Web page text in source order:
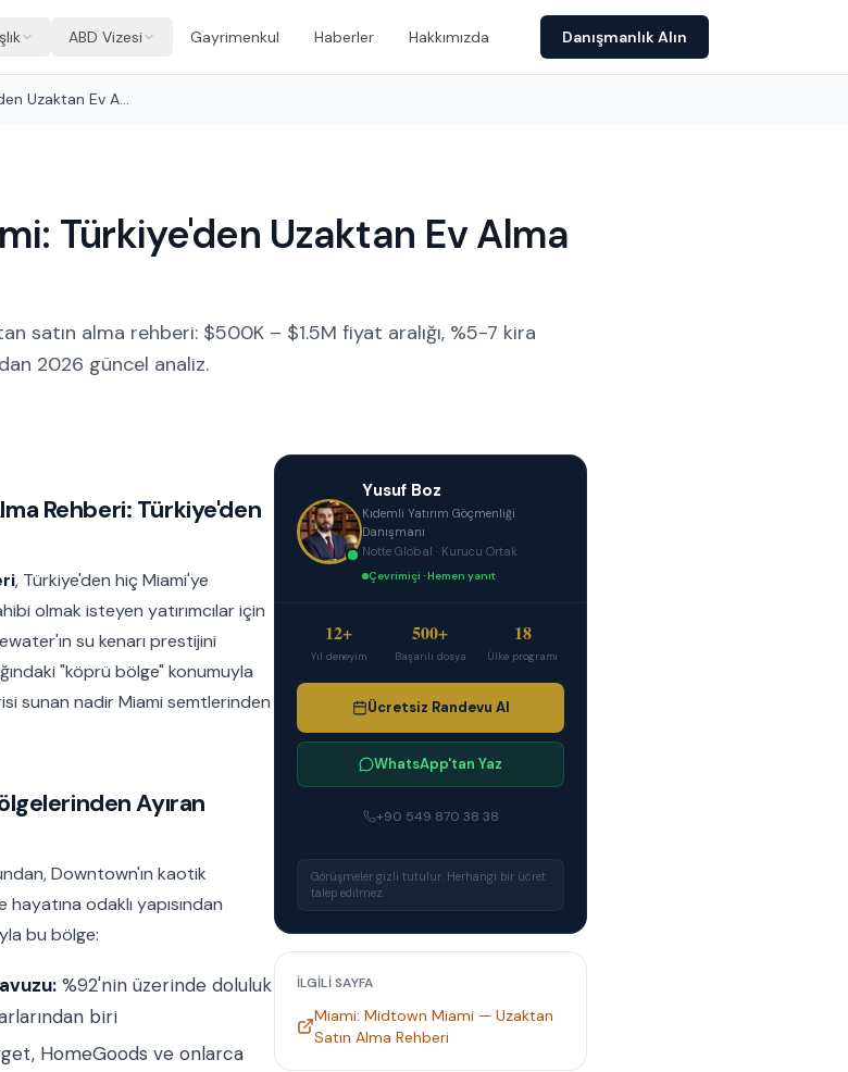
ABD Vizesi Gayrimenkul Haberler Hakkımızda Danışmanlık Alın
Miami Midtown Miami: Türkiye'den Uzaktan Ev Alma Rehberi (2026)
Türkiye'den Uzaktan Ev Alma
satın alma rehberi: $500K – $1.5M fiyat aralığı, %5-7 kira
2026 güncel analiz.
Rehberi: Türkiye'den
, Türkiye'den hiç Miami'ye
olmak isteyen yatırımcılar için
su kenarı prestijini
"köprü bölge" konumuyla
sunan nadir Miami semtlerinden
Ayıran
Downtown'ın kaotik
odaklı yapısından
bu bölge:
%92'nin üzerinde doluluk
biri
HomeGoods ve onlarca
Yusuf Boz
Kıdemli Yatırım Göçmenliği
Danışmanı
Notte Global · Kurucu Ortak
Çevrimiçi · Hemen yanıt
12+
Yıl deneyim
500+
Başarılı dosya
18
Ülke programı
Ücretsiz Randevu Al
WhatsApp'tan Yaz
+90 549 870 38 38
Görüşmeler gizli tutulur. Herhangi bir ücret
talep edilmez.
İLGILI SAYFA
Miami: Midtown Miami — Uzaktan
Satın Alma Rehberi